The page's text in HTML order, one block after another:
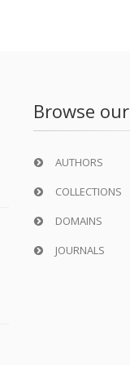
Browse our
AUTHORS
COLLECTIONS
DOMAINS
JOURNALS